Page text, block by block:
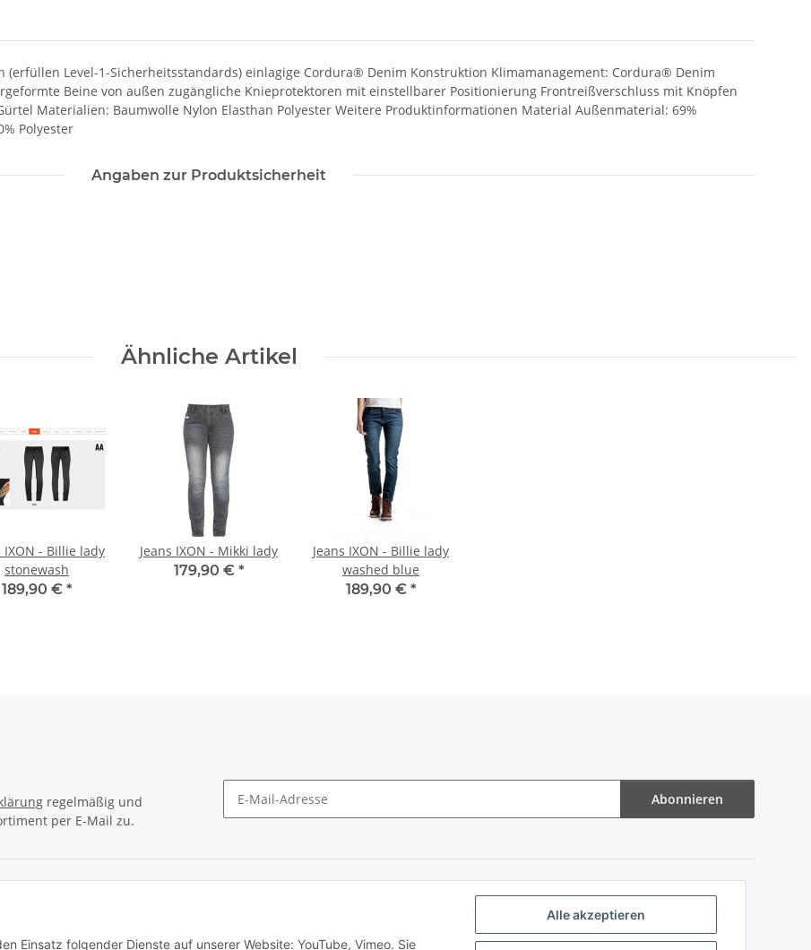
Alle akzeptieren
Einsatz folgender Dienste auf unserer Website: YouTube, Vimeo. Sie
(erfüllen Level-1-Sicherheitsstandards) einlagige Cordura® Denim Konstruktion Klimamanagement: Cordura® Denim
Beine von außen zugängliche Knieprotektoren mit einstellbarer Positionierung Frontreißverschluss mit Knöpfen
Materialien: Baumwolle Nylon Elasthan Polyester Weitere Produktinformationen Material Außenmaterial: 69%
Polyester
Angaben zur Produktsicherheit
Ähnliche Artikel
IXON - Billie lady
stonewash
189,90 € *
Jeans IXON - Mikki lady
179,90 € *
Jeans IXON - Billie lady
washed blue
189,90 € *
regelmäßig und
per E-Mail zu.
Abonnieren